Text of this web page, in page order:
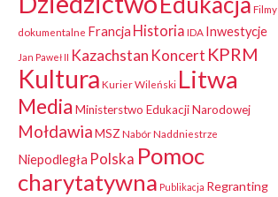
Filmy
dokumentalne Francja Historia IDA Inwestycje
Jan Paweł II Kazachstan Koncert KPRM
Kultura Kurier Wileński Litwa
MediaMinisterstwo Edukacji Narodowej
MołdawiaMSZ NabórNaddniestrze
Niepodległa Polska Pomoc
charytatywna Publikacja Regranting